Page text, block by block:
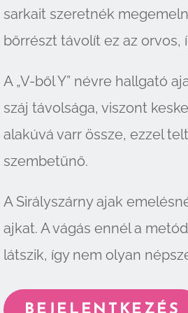
sarkait szeretnék
bőrrészt távolít ez az
A „V-ből Y” névre hallgató
száj távolsága, viszont
alakúvá varr össze, ezzel
szembetűnő.
A Sirályszárny ajak
ajkat. A vágás ennél a
látszik, így nem olyan
BEJELENTKEZÉS